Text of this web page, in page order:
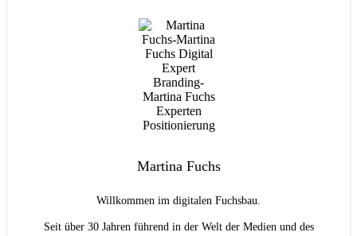
Martina Fuchs
Willkommen im digitalen Fuchsbau.
Seit über 30 Jahren führend in der Welt der Medien und des